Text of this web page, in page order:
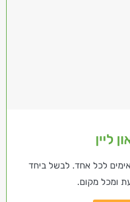
ליין
לכל אחד. לבשל ביחד
ומכל מקום.